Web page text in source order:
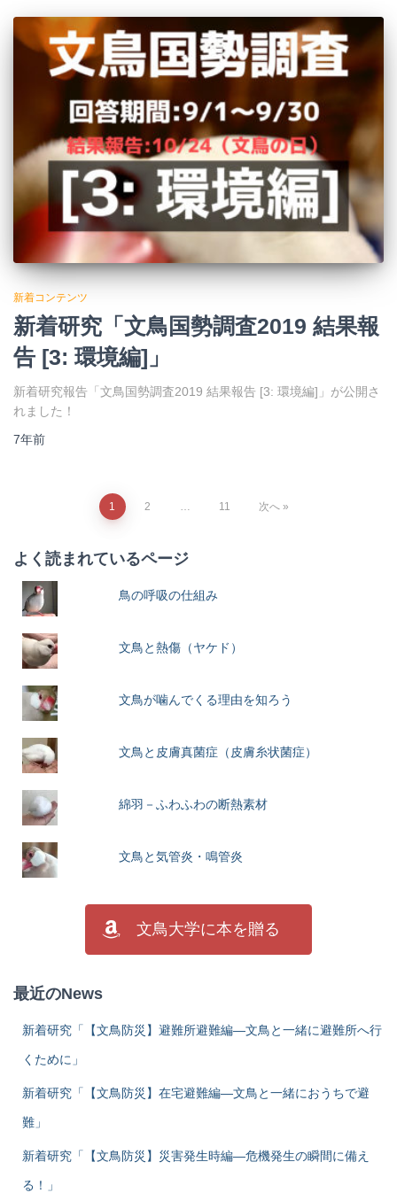
新着コンテンツ
新着研究「文鳥国勢調査2019 結果報
告 [3: 環境編]」
新着研究報告「文鳥国勢調査2019 結果報告 [3: 環境編]」が公開さ
れました！
7年前
1 2 … 11 次へ
よく読まれているページ
鳥の呼吸の仕組み
文鳥と熱傷（ヤケド）
文鳥が噛んでくる理由を知ろう
文鳥と皮膚真菌症（皮膚糸状菌症）
綿羽－ふわふわの断熱素材
文鳥と気管炎・鳴管炎
文鳥大学に本を贈る
最近のNews
新着研究「【文鳥防災】避難所避難編―文鳥と一緒に避難所へ行
くために」
新着研究「【文鳥防災】在宅避難編―文鳥と一緒におうちで避
難」
新着研究「【文鳥防災】災害発生時編―危機発生の瞬間に備え
る！」